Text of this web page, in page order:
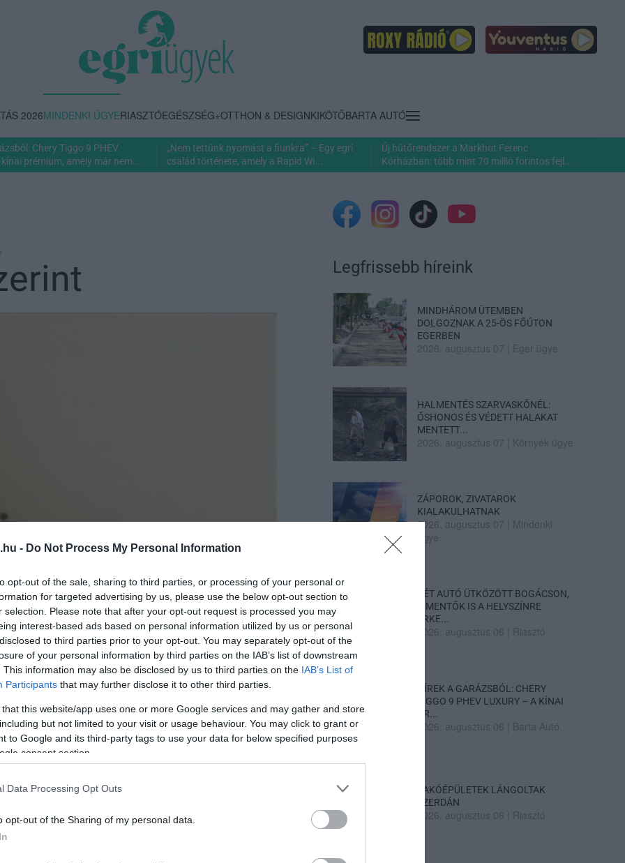
- Do Not Process My Personal Information
opt-out of the sale, sharing to third parties, or processing of your personal or
for targeted advertising by us, please use the below opt-out section to
selection. Please note that after your opt-out request is processed you may
interest-based ads based on personal information utilized by us or personal
to third parties prior to your opt-out. You may separately opt-out of the
of your personal information by third parties on the IAB’s list of downstream
This information may also be disclosed by us to third parties on the IAB’s List of
Participants that may further disclose it to other third parties.
that this website/app uses one or more Google services and may gather and store
but not limited to your visit or usage behaviour. You may click to grant or
to Google and its third-party tags to use your data for below specified purposes
consent section.
Data Processing Opt Outs
opt-out of the Sharing of my personal data.
2026MINDENKI ÜGYERIASZTÓEGÉSZSÉG+OTTHON & DESIGNKIKÖTŐBARTA AUTÓ
Chery Tiggo 9 PHEV
prémium, amely már nem...
„Nem tettünk nyomást a fiunkra” – Egy egri
család története, amely a Rapid Wi...
Új hűtőrendszer a Markhot Ferenc
Kórházban: több mint 70 millió forintos fejl...
Legfrissebb híreink
MINDHÁROM ÜTEMBEN
DOLGOZNAK A 25-ÖS FŐÚTON
EGERBEN
2026. augusztus 07 Eger ügye
HALMENTÉS SZARVASKŐNÉL:
ŐSHONOS ÉS VÉDETT HALAKAT
MENTETT...
2026. augusztus 07 Környék ügye
ZÁPOROK, ZIVATAROK
KIALAKULHATNAK
2026. augusztus 07
Mindenki
ügye
KÉT AUTÓ ÜTKÖZÖTT BOGÁCSON,
A MENTŐK IS A HELYSZÍNRE
ÉRKE...
2026. augusztus 06 Riasztó
HÍREK A GARÁZSBÓL: CHERY
TIGGO 9 PHEV LUXURY – A KÍNAI
PR...
2026. augusztus 06 Barta Autó
LAKÓÉPÜLETEK LÁNGOLTAK
SZERDÁN
2026. augusztus 06 Riasztó